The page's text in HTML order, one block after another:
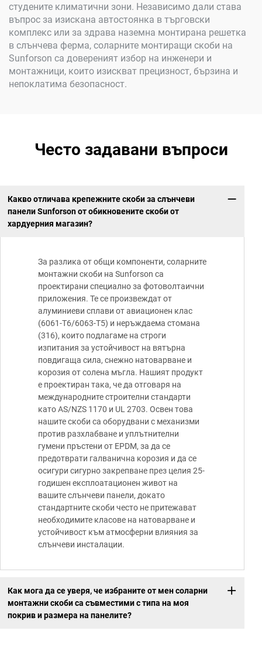
студените климатични зони. Независимо дали става
въпрос за изискана автостоянка в търговски
комплекс или за здрава наземна монтирана решетка
в слънчева ферма, соларните монтиращи скоби на
Sunforson са довереният избор на инженери и
монтажници, които изискват прецизност, бързина и
непоклатима безопасност.
Често задавани въпроси
Какво отличава крепежните скоби за слънчеви
панели Sunforson от обикновените скоби от
хардуерния магазин?
За разлика от общи компоненти, соларните
монтажни скоби на Sunforson са
проектирани специално за фотоволтаични
приложения. Те се произвеждат от
алуминиеви сплави от авиационен клас
(6061-T6/6063-T5) и неръждаема стомана
(316), които подлагаме на строги
изпитания за устойчивост на вятърна
повдигаща сила, снежно натоварване и
корозия от солена мъгла. Нашият продукт
е проектиран така, че да отговаря на
международните строителни стандарти
като AS/NZS 1170 и UL 2703. Освен това
нашите скоби са оборудвани с механизми
против разхлабване и уплътнителни
гумени пръстени от EPDM, за да се
предотврати галванична корозия и да се
осигури сигурно закрепване през целия 25-
годишен експлоатационен живот на
вашите слънчеви панели, докато
стандартните скоби често не притежават
необходимите класове на натоварване и
устойчивост към атмосферни влияния за
слънчеви инсталации.
Как мога да се уверя, че избраните от мен соларни
монтажни скоби са съвместими с типа на моя
покрив и размера на панелите?